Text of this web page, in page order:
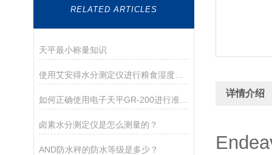
RELATED ARTICLES
天平最小称量知识
如何正确使用电子天平GR-200进行准确测量？
卤素水分测定仪是怎么测量的？
AND防水秤的防水等级是多少？
详情介绍